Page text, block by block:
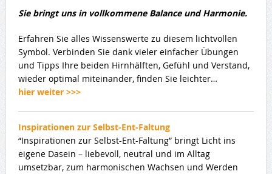
Sie bringt uns in vollkommene Balance und Harmonie.
Erfahren Sie alles Wissenswerte zu diesem lichtvollen
Symbol. Verbinden Sie dank vieler einfacher Übungen
und Tipps Ihre beiden Hirnhälften, Gefühl und Verstand,
wieder optimal miteinander, finden Sie leichter…
hier weiter >>>
Inspirationen zur Selbst-Ent-Faltung
“Inspirationen zur Selbst-Ent-Faltung” bringt Licht ins
eigene Dasein – liebevoll, neutral und im Alltag
umsetzbar, zum harmonischen Wachsen und Werden